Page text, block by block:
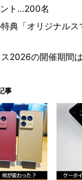
ト…200名
典「オリジナル
2026の開催期間
事